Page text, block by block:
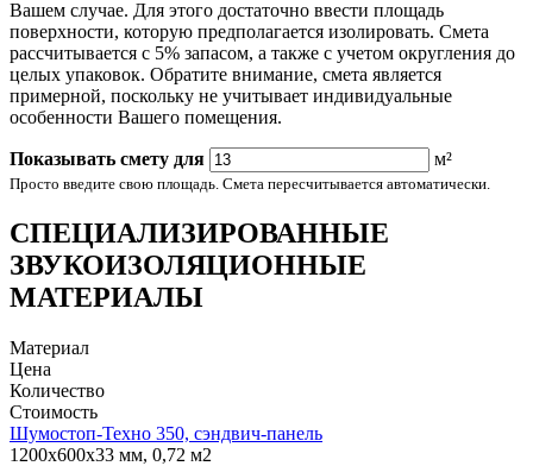
Вашем случае. Для этого достаточно ввести площадь
поверхности, которую предполагается изолировать. Смета
рассчитывается с 5% запасом, а также с учетом округления до
целых упаковок. Обратите внимание, смета является
примерной, поскольку не учитывает индивидуальные
особенности Вашего помещения.
Показывать смету для м²
Просто введите свою площадь. Смета пересчитывается автоматически.
СПЕЦИАЛИЗИРОВАННЫЕ
ЗВУКОИЗОЛЯЦИОННЫЕ
МАТЕРИАЛЫ
Материал
Цена
Количество
Стоимость
Шумостоп-Техно 350, сэндвич-панель
1200х600х33 мм, 0,72 м2